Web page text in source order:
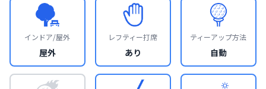
インドア/屋外
屋外
レフティー打席
あり
ティーアップ方法
自動